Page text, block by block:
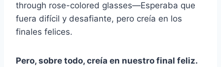
through rose-colored glasses—Esperaba que
fuera difícil y desafiante, pero creía en los
finales felices.
Pero, sobre todo, creía en nuestro final feliz.